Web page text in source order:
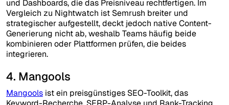
und Dashboards, die das Preisniveau rechtfertigen. Im
Vergleich zu Nightwatch ist Semrush breiter und
strategischer aufgestellt, deckt jedoch native Content-
Generierung nicht ab, weshalb Teams häufig beide
kombinieren oder Plattformen prüfen, die beides
integrieren.
4. Mangools
Mangools ist ein preisgünstiges SEO-Toolkit, das